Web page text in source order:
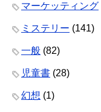
マーケッティング
ミステリー (141)
一般 (82)
児童書 (28)
幻想 (1)